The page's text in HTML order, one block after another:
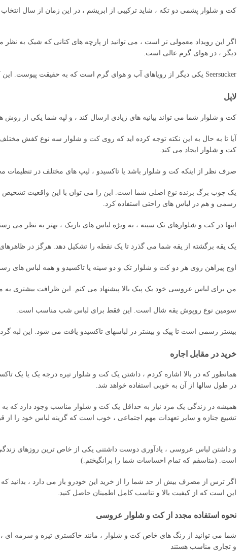
کت و شلوار پشمی دو تکه ، شاید ترکیبی از ابریشم ، در این زمان از سال
اگر این رویداد معمولی تر است ، می توانید از پارچه های کتانی که شیک به
دیگر ، در هوای گرم عالی است.
Seersucker یکی دیگر از رویاهای آب و هوای گرم است که به حقیقت پیوست. این کت و شلوارها مانند اوج مهمان نوازی جنوبی به نظر می رسند.
لاپل
کت و شلوار شما می تواند بیانیه های زیادی ارسال کند ، و لپه شما یکی از روش
آیا تا به حال به این نکته توجه کرده اید که روی کت و شلوار سه نوع کفش
کت و شلوار ایجاد می کند.
صرف نظر از اینکه کت و شلوار باشد یا تاکسیدو ، لیپ های مختلف در تنظیمات
رسمی و هم در لباس های راحتی استفاده کرد.
اینها در کت و شلوارهای تک سینه ، به ویژه لباس های باریک ، بهتر به نظر می
یک یقه برگشته از یقه شما می گذرد تا یک نقطه را تشکیل دهد. هرگز در
اوج پیراهن روی هر دو کت و شلوار تک و دو سینه یا تاکسیدو و همه لباس های
من برای لباس عروسی خود یک پیک بالا پیشنهاد می کنم. این ظرافت بیشتری
سومین نوع روپوش یقه شال است. این فقط برای لباس شب مناسب است.
بیشتر رسمی است تا پیک و بیشتر در لباسهای تاکسیدو یافت می شود. این لبه
خرید در مقابل اجاره
همانطور که در بالا اشاره کردم ، داشتن یک کت و شلوار تیره درجه یک یا یک
در طول سالها از آن به خوبی استفاده خواهد شد.
همیشه در زندگی یک مرد نیاز به حداقل یک کت و شلوار مناسب وجود دارد که
تشییع جنازه و سایر تعهدات مهم اجتماعی ، خوب است که گزینه لباس خود را از قبل
و داشتن لباس عروسی ، یادآوری دوست داشتنی یکی از خاص ترین روزهای
است. (متاسفم که تمام احساسات شما را برانگیختم.)
اگر ترس از مصرف بیش از حد شما را از خرید این خودرو باز می دارد ، بدانید که
این است که از کیفیت بالا و تناسب کامل اطمینان حاصل کنید.
نحوه استفاده مجدد از کت و شلوار عروسی
شما می توانید از رنگ های خاص کت و شلوار ، مانند خاکستری تیره و سرمه ای ،
و تجاری مناسب هستند